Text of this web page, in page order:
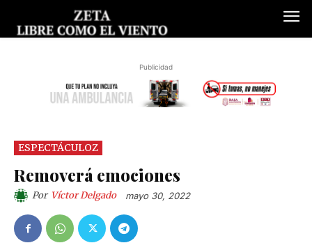
Publicidad
ESPECTÁCULOZ
Removerá emociones
Por Víctor Delgado mayo 30, 2022